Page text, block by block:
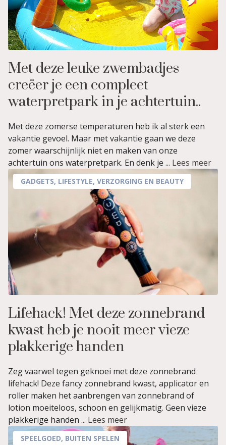
Met deze leuke zwembadjes
creëer je een compleet
waterpretpark in je achtertuin..
Met deze zomerse temperaturen heb ik al sterk een
vakantie gevoel. Maar met vakantie gaan we deze
zomer waarschijnlijk niet en maken van onze
achtertuin ons waterpretpark. En denk je ... Lees meer
GADGETS, LIFESTYLE, VERZORGING EN BEAUTY
Lifehack! Met deze zonnebrand
kwast heb je nooit meer vieze
plakkerige handen
Zeg vaarwel tegen geknoei met deze zonnebrand
lifehack! Deze fancy zonnebrand kwast, applicator en
roller maken het aanbrengen van zonnebrand of
lotion moeiteloos, schoon en gelijkmatig. Geen vieze
plakkerige handen ... Lees meer
SPEELGOED, BUITEN SPELEN